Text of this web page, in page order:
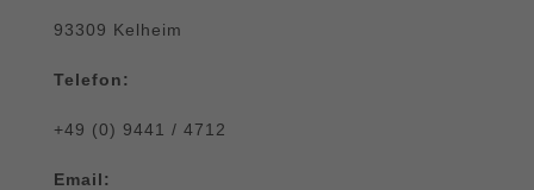
93309 Kelheim
Telefon:
+49 (0) 9441 / 4712
Email: